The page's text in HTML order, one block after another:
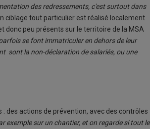
des redressements, c'est surtout dans
ciblage tout particulier est réalisé localement
donc peu présents sur le territoire de la MSA
se font immatriculer en dehors de leur
sont la non-déclaration de salariés, ou une
des actions de prévention, avec des contrôles
exemple sur un chantier, et on regarde si tout le